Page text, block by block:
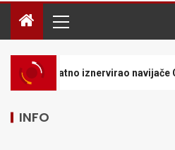
navijače Crvene zvezde
INFO